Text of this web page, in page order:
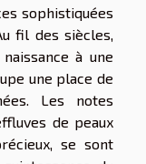
sophistiquées
fil des siècles,
à une
une place de
Les notes
de peaux
se sont